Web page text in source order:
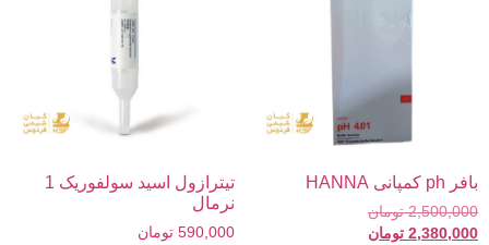
بافر ph کمپانی HANNA
2,500,000 تومان
2,380,000 تومان
تیترازول اسید سولفوریک 1
نرمال
590,000 تومان